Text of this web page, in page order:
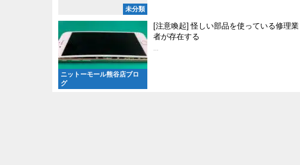
未分類
ニットーモール熊谷店ブロ
グ
[注意喚起] 怪しい部品を使っている修理業
者が存在する